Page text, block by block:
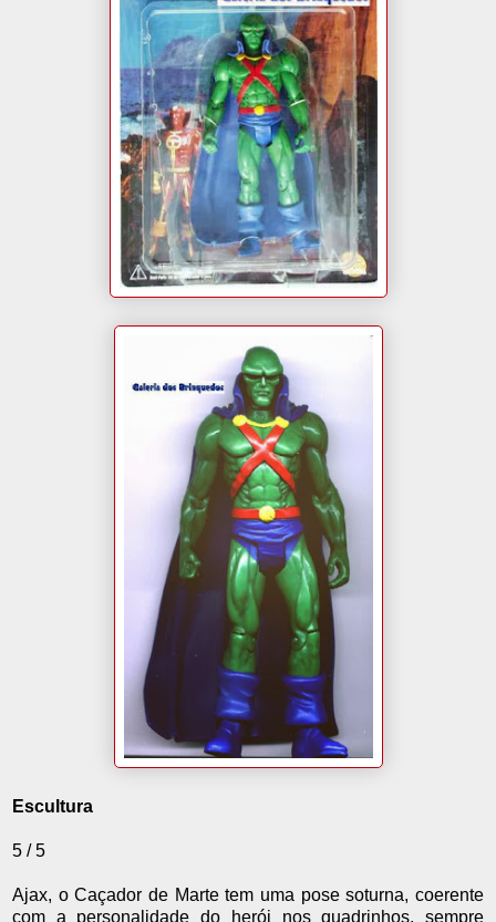
Escultura
5 / 5
Ajax, o Caçador de Marte tem uma pose soturna, coerente
com a personalidade do herói nos quadrinhos, sempre